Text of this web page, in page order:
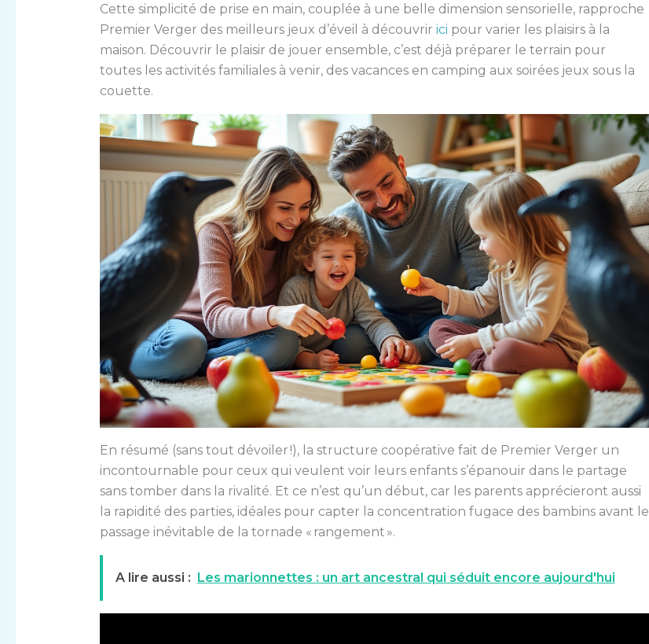
Cette simplicité de prise en main, couplée à une belle dimension sensorielle, rapproche
Premier Verger des meilleurs jeux d’éveil à découvrir ici pour varier les plaisirs à la
maison. Découvrir le plaisir de jouer ensemble, c’est déjà préparer le terrain pour
toutes les activités familiales à venir, des vacances en camping aux soirées jeux sous la
couette.
En résumé (sans tout dévoiler !), la structure coopérative fait de Premier Verger un
incontournable pour ceux qui veulent voir leurs enfants s’épanouir dans le partage
sans tomber dans la rivalité. Et ce n’est qu’un début, car les parents apprécieront aussi
la rapidité des parties, idéales pour capter la concentration fugace des bambins avant le
passage inévitable de la tornade « rangement ».
A lire aussi : Les marionnettes : un art ancestral qui séduit encore aujourd'hui